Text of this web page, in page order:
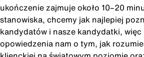
ukończenie zajmuje około 10–20
stanowiska, chcemy jak najlepiej
kandydatów i nasze kandydatki,
opowiedzenia nam o tym, jak